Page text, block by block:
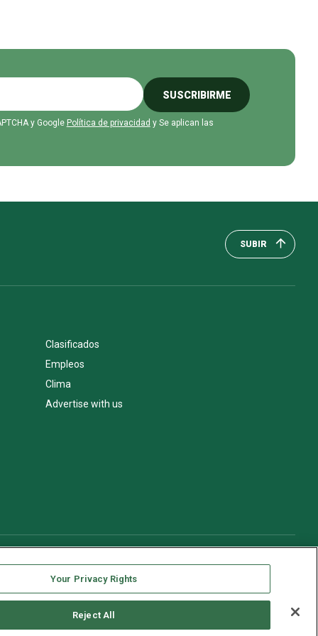
SUSCRIBIRME
y Google Política de privacidad y Se aplican las
SUBIR
Clasificados
Empleos
Clima
Advertise with us
Your Privacy Rights
Reject All